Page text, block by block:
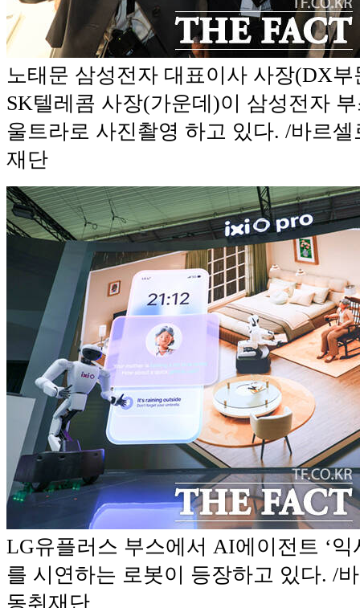
노태문 삼성전자 대표이사 사장(DX
SK텔레콤 사장(가운데)이 삼성전자
울트라로 사진촬영 하고 있다. /바르
재단
LG유플러스 부스에서 AI에이전트 ‘익
를 시연하는 로봇이 등장하고 있다. /
동취재단